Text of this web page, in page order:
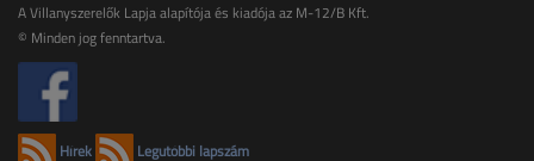
A Villanyszerelők Lapja alapítója és kiadója az M-12/B Kft.
© Minden jog fenntartva.
Hírek Legutóbbi lapszám